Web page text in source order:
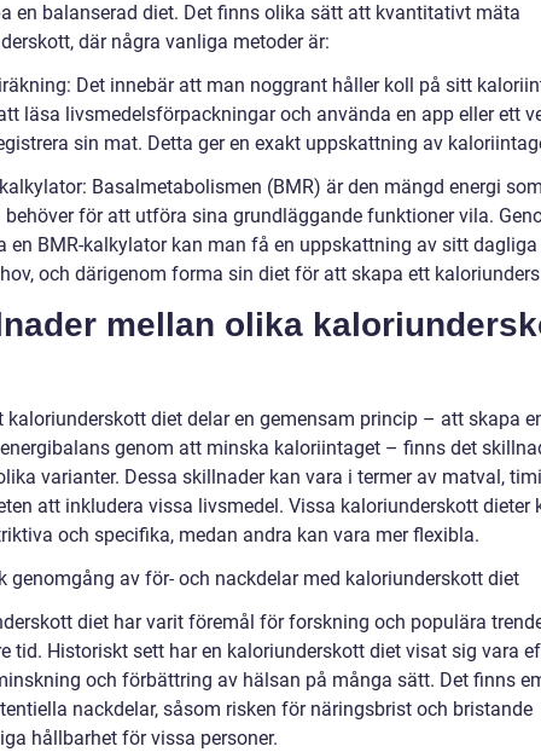
en balanserad diet. Det finns olika sätt att kvantitativt mäta
där några vanliga metoder är:
Det innebär att man noggrant håller koll på sitt
läsa livsmedelsförpackningar och använda en app eller ett
sin mat. Detta ger en exakt uppskattning av
Basalmetabolismen (BMR) är den mängd energi
behöver för att utföra sina grundläggande funktioner vila.
en BMR-kalkylator kan man få en uppskattning av sitt dagliga
och därigenom forma sin diet för att skapa ett
mellan olika
kaloriunderskott diet delar en gemensam princip – att skapa
genom att minska kaloriintaget – finns det
varianter. Dessa skillnader kan vara i termer av matval,
att inkludera vissa livsmedel. Vissa kaloriunderskott dieter
och specifika, medan andra kan vara mer flexibla.
genomgång av för- och nackdelar med kaloriunderskott diet
diet har varit föremål för forskning och populära
tid. Historiskt sett har en kaloriunderskott diet visat sig vara
och förbättring av hälsan på många sätt. Det finns
nackdelar, såsom risken för näringsbrist och bristande
hållbarhet för vissa personer.